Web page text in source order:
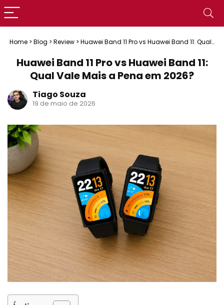
Home > Blog > Review > Huawei Band 11 Pro vs Huawei Band 11: Qual
Huawei Band 11 Pro vs Huawei Band 11:
Qual Vale Mais a Pena em 2026?
Tiago Souza
19 de maio de 2026